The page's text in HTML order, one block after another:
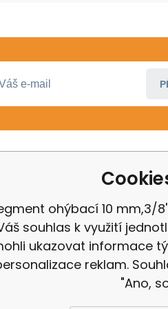
od smlouvy
Milwaukee
IGB
ohýbací 10 mm,3/
souhlas k využití
ukazovat informace
reklam.
"Ano,